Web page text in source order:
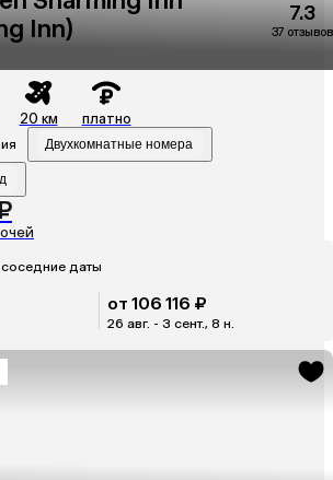
Inn)
7.3
37 отзывов
20 км платно
Двухкомнатные номера
даты
от 106 116 ₽
26 авг. - 3 сент., 8 н.